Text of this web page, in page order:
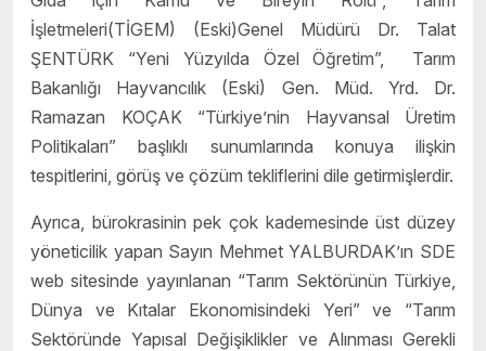
İşletmeleri(TİGEM) (Eski)Genel Müdürü Dr. Talat
ŞENTÜRK “Yeni Yüzyılda Özel Öğretim”, Tarım
Bakanlığı Hayvancılık (Eski) Gen. Müd. Yrd. Dr.
Ramazan KOÇAK “Türkiye’nin Hayvansal Üretim
Politikaları” başlıklı sunumlarında konuya ilişkin
tespitlerini, görüş ve çözüm tekliflerini dile getirmişlerdir.
Ayrıca, bürokrasinin pek çok kademesinde üst düzey
yöneticilik yapan Sayın Mehmet YALBURDAK’ın SDE
web sitesinde yayınlanan “Tarım Sektörünün Türkiye,
Dünya ve Kıtalar Ekonomisindeki Yeri” ve “Tarım
Sektöründe Yapısal Değişiklikler ve Alınması Gerekli